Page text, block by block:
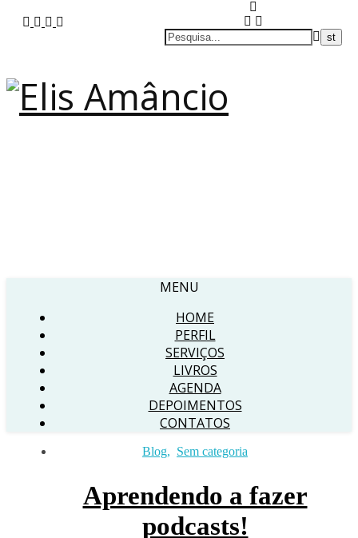
MENU
HOME
PERFIL
SERVIÇOS
LIVROS
AGENDA
DEPOIMENTOS
CONTATOS
Blog, Sem categoria
Aprendendo a fazer
podcasts!